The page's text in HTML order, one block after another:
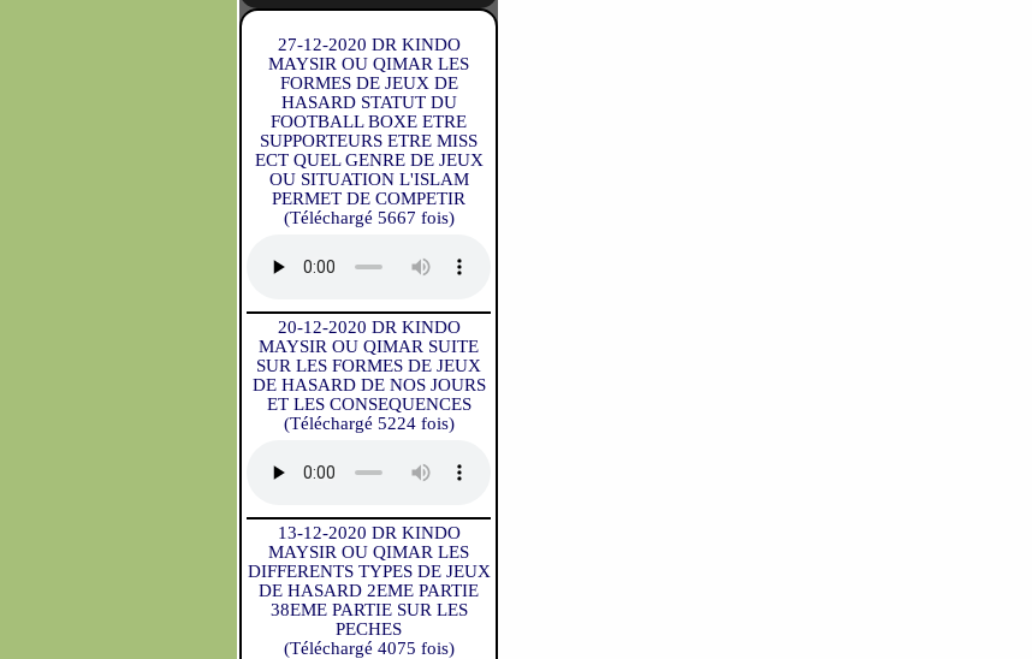
27-12-2020 DR KINDO
MAYSIR OU QIMAR LES
FORMES DE JEUX DE
HASARD STATUT DU
FOOTBALL BOXE ETRE
SUPPORTEURS ETRE MISS
ECT QUEL GENRE DE JEUX
OU SITUATION L'ISLAM
PERMET DE COMPETIR
(Téléchargé 5667 fois)
20-12-2020 DR KINDO
MAYSIR OU QIMAR SUITE
SUR LES FORMES DE JEUX
DE HASARD DE NOS JOURS
ET LES CONSEQUENCES
(Téléchargé 5224 fois)
13-12-2020 DR KINDO
MAYSIR OU QIMAR LES
DIFFERENTS TYPES DE JEUX
DE HASARD 2EME PARTIE
38EME PARTIE SUR LES
PECHES
(Téléchargé 4075 fois)